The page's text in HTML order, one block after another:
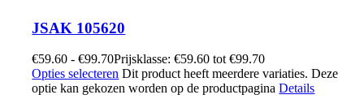
JSAK 105620
€59.60 - €99.70Prijsklasse: €59.60 tot €99.70
Opties selecteren Dit product heeft meerdere variaties. Deze
optie kan gekozen worden op de productpaginaDetails